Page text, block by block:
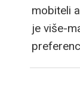
mobiteli
je više-